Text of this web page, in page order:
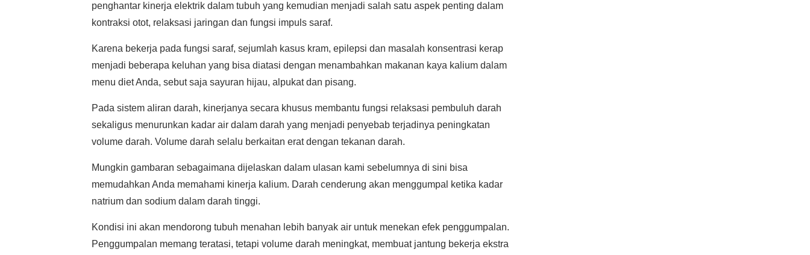
penghantar kinerja elektrik dalam tubuh yang kemudian menjadi salah satu aspek penting dalam
kontraksi otot, relaksasi jaringan dan fungsi impuls saraf.
Karena bekerja pada fungsi saraf, sejumlah kasus kram, epilepsi dan masalah konsentrasi kerap
menjadi beberapa keluhan yang bisa diatasi dengan menambahkan makanan kaya kalium dalam
menu diet Anda, sebut saja sayuran hijau, alpukat dan pisang.
Pada sistem aliran darah, kinerjanya secara khusus membantu fungsi relaksasi pembuluh darah
sekaligus menurunkan kadar air dalam darah yang menjadi penyebab terjadinya peningkatan
volume darah. Volume darah selalu berkaitan erat dengan tekanan darah.
Mungkin gambaran sebagaimana dijelaskan dalam ulasan kami sebelumnya di sini bisa
memudahkan Anda memahami kinerja kalium. Darah cenderung akan menggumpal ketika kadar
natrium dan sodium dalam darah tinggi.
Kondisi ini akan mendorong tubuh menahan lebih banyak air untuk menekan efek penggumpalan.
Penggumpalan memang teratasi, tetapi volume darah meningkat, membuat jantung bekerja ekstra